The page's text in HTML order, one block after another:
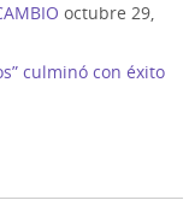
octubre 29,
culminó con éxito